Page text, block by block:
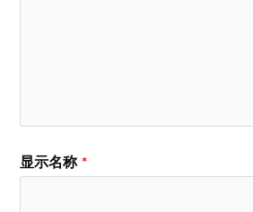
显示名称 *